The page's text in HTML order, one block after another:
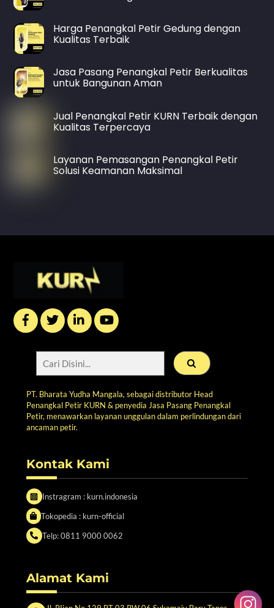
Harga Penangkal Petir Gedung dengan
Kualitas Terbaik
Jasa Pasang Penangkal Petir Berkualitas
untuk Bangunan Aman
Jual Penangkal Petir KURN Terbaik dengan
Kualitas Terpercaya
Layanan Pemasangan Penangkal Petir
Solusi Keamanan Maksimal
PT. Bharata Yudha Mangala, sebagai distributor Head
Penangkal Petir KURN & penyedia Jasa Pasang Penangkal
Petir, menawarkan layanan unggulan dalam perlindungan dari
ancaman petir.
Kontak Kami
Instragram : kurn.indonesia
Tokopedia : kurn-official
Telp: 0811 9000 0062
Alamat Kami